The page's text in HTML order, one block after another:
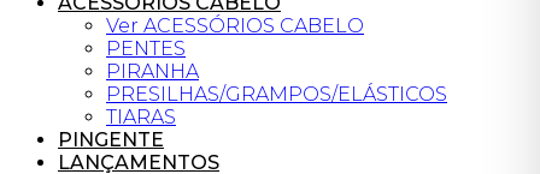
Ver ACESSÓRIOS CABELO
PENTES
PIRANHA
PRESILHAS/GRAMPOS/ELÁSTICOS
TIARAS
PINGENTE
LANÇAMENTOS